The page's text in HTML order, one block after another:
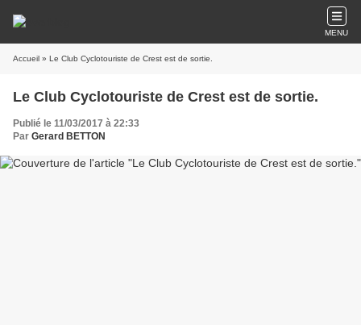
MENU
Accueil » Le Club Cyclotouriste de Crest est de sortie.
Le Club Cyclotouriste de Crest est de sortie.
Publié le 11/03/2017 à 22:33
Par Gerard BETTON